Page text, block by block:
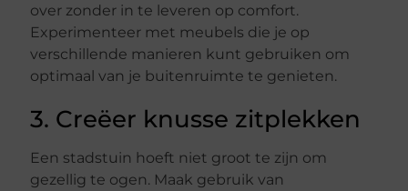
over zonder in te leveren op comfort.
Experimenteer met meubels die je op
verschillende manieren kunt gebruiken om
optimaal van je buitenruimte te genieten.
3. Creëer knusse zitplekken
Een stadstuin hoeft niet groot te zijn om
gezellig te ogen. Maak gebruik van